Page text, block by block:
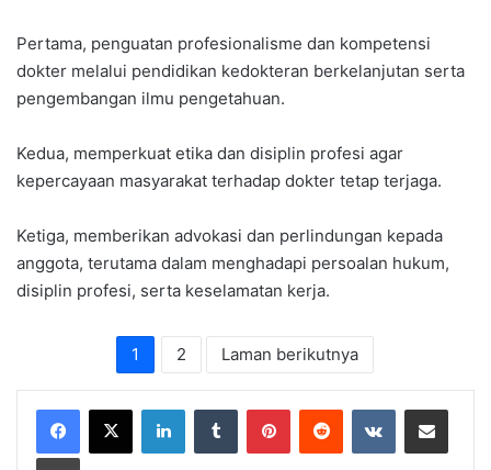
Pertama, penguatan profesionalisme dan kompetensi
dokter melalui pendidikan kedokteran berkelanjutan serta
pengembangan ilmu pengetahuan.
Kedua, memperkuat etika dan disiplin profesi agar
kepercayaan masyarakat terhadap dokter tetap terjaga.
Ketiga, memberikan advokasi dan perlindungan kepada
anggota, terutama dalam menghadapi persoalan hukum,
disiplin profesi, serta keselamatan kerja.
1 2 Laman berikutnya
LinkedInTumblr PinterestReddit VKontakteShare via Email
Print